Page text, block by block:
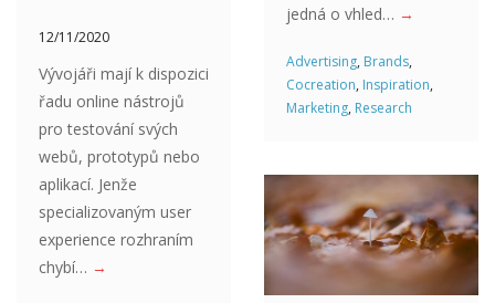
jedná o vhled… →
Advertising, Brands,
Cocreation, Inspiration,
Marketing, Research
12/11/2020
Vývojáři mají k dispozici
řadu online nástrojů
pro testování svých
webů, prototypů nebo
aplikací. Jenže
specializovaným user
experience rozhraním
chybí… →